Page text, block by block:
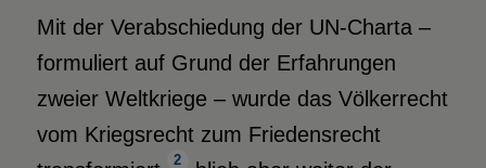
Mit der Verabschiedung der UN-Charta –
formuliert auf Grund der Erfahrungen
zweier Weltkriege – wurde das Völkerrecht
vom Kriegsrecht zum Friedensrecht
2